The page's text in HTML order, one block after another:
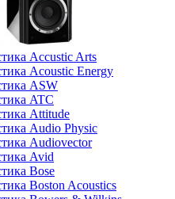
Accustic Arts
Acoustic Energy
ASW
ATC
Attitude
Audio Physic
Audiovector
Avid
Bose
Boston Acoustics